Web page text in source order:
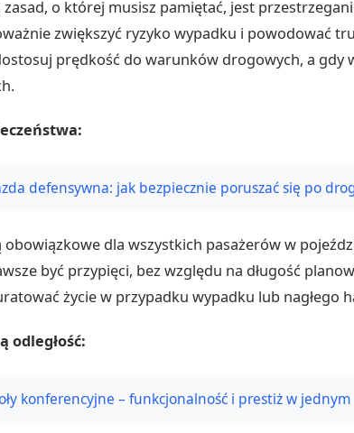
zasad, o której musisz pamiętać, jest
zwiększyć ryzyko wypadku i powodować
prędkość do warunków drogowych, a gdy
defensywna: jak bezpiecznie poruszać się po
obowiązkowe dla wszystkich pasażerów w
być przypięci, bez względu na długość
życie w przypadku wypadku lub nagłego
odległość:
konferencyjne – funkcjonalność i prestiż w jednym